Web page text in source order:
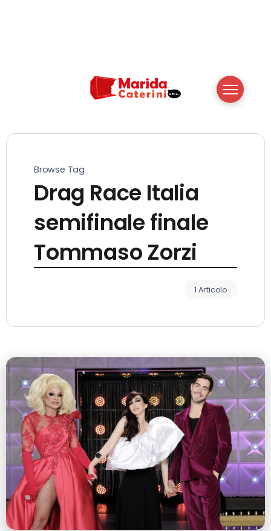
Browse Tag
Drag Race Italia
semifinale finale
Tommaso Zorzi
1 Articolo